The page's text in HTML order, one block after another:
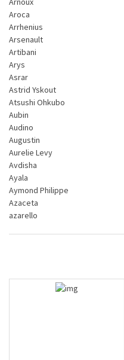
Aroca
Arrhenius
Arsenault
Artibani
Arys
Asrar
Astrid Yskout
Atsushi Ohkubo
Aubin
Audino
Augustin
Aurelie Levy
Avdisha
Ayala
Aymond Philippe
Azaceta
azarello